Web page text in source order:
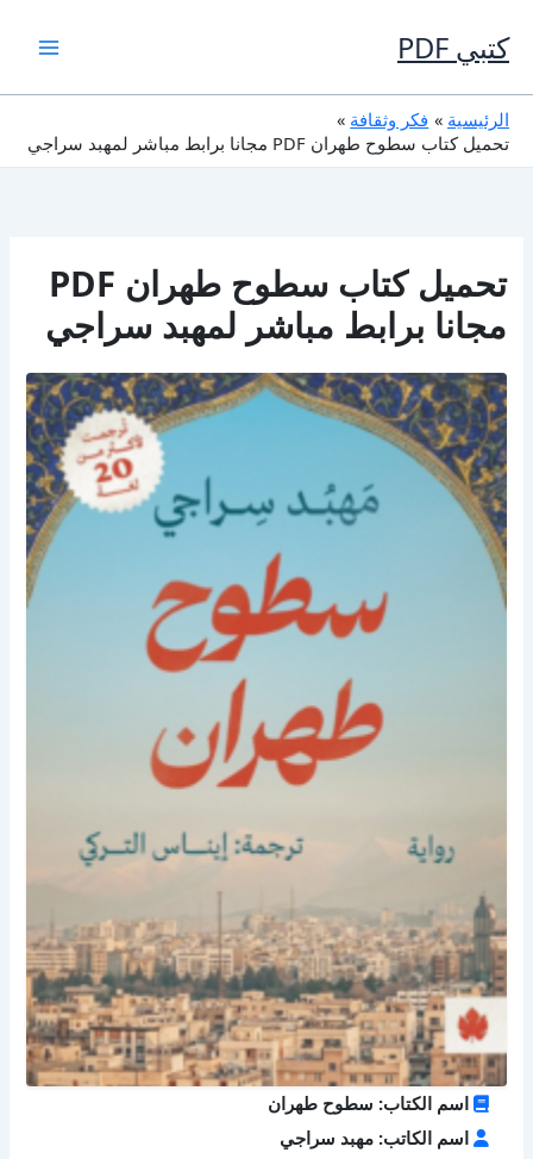
إلى
المحتوى
كتبي PDF
الرئيسية
فكر وثقافة
تحميل كتاب سطوح طهران PDF مجانا برابط مباشر لمهبد سراجي
تحميل كتاب سطوح طهران PDF
مجانا برابط مباشر لمهبد سراجي
اسم الكتاب: سطوح طهران
اسم الكاتب: مهبد سراجي